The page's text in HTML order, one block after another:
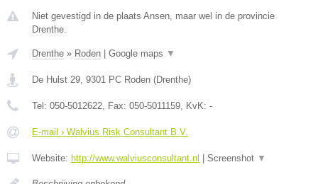
Niet gevestigd in de plaats Ansen, maar wel in de provincie
Drenthe.
Drenthe » Roden Google maps ▼
De Hulst 29, 9301 PC Roden (Drenthe)
Tel: 050-5012622, Fax: 050-5011159, KvK: -
E-mail › Walvius Risk Consultant B.V.
Website: http://www.walviusconsultant.nl Screenshot ▼